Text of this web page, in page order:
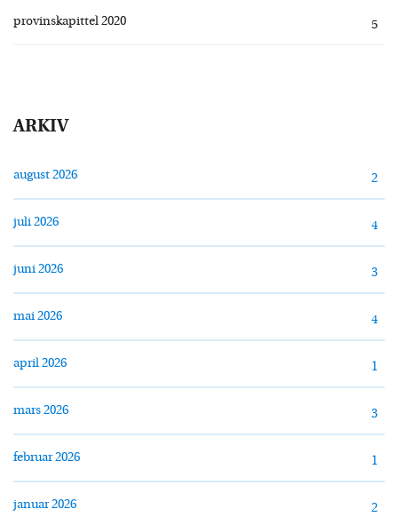
provinskapittel 2020 5
ARKIV
august 2026 2
juli 2026 4
juni 2026 3
mai 2026 4
april 2026 1
mars 2026 3
februar 2026 1
januar 2026 2